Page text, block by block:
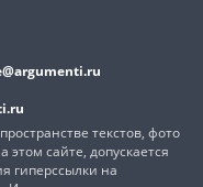
текстов, фото
сайте, допускается
гиперссылки на